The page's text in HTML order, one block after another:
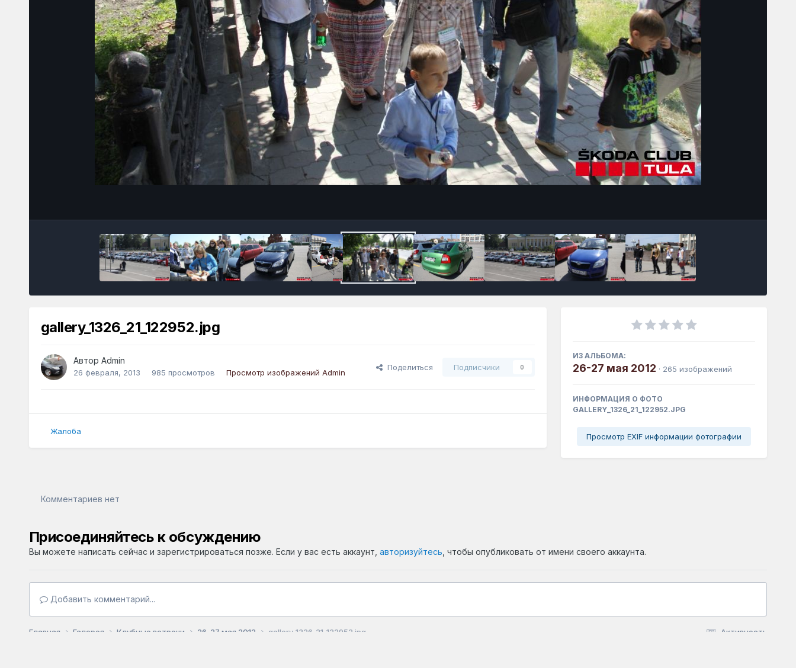
gallery_1326_21_122952.jpg
Автор Admin
26 февраля, 2013 985 просмотров Просмотр изображений Admin
Поделиться Подписчики 0
Жалоба
ИЗ АЛЬБОМА:
26-27 мая 2012 · 265 изображений
ИНФОРМАЦИЯ О ФОТО
GALLERY_1326_21_122952.JPG
Просмотр EXIF информации фотографии
Комментариев нет
Присоединяйтесь к обсуждению
Вы можете написать сейчас и зарегистрироваться позже. Если у вас есть аккаунт, авторизуйтесь , чтобы опубликовать от имени своего аккаунта.
Добавить комментарий...
Активность
Главная Галерея Клубные встречи 26-27 мая 2012 gallery_1326_21_122952.jpg